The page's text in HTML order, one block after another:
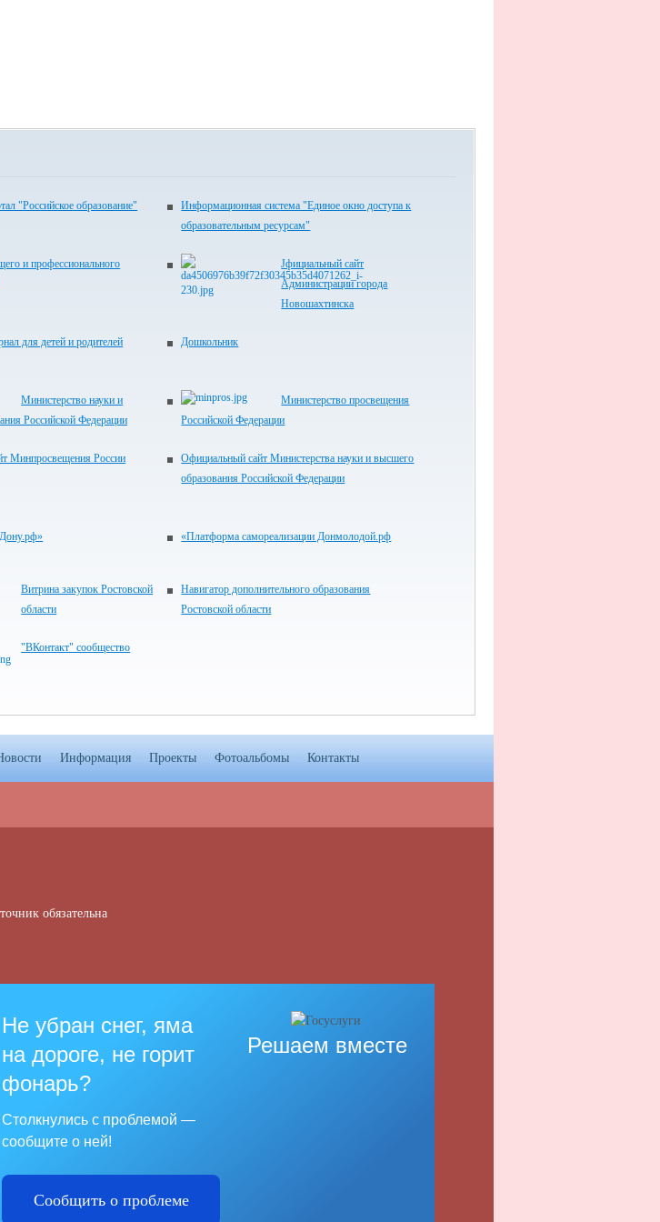
"Российское образование"
Информационная система "Единое окно доступа к
образовательным ресурсам"
и профессионального
Jфициальный сайт
Администрации города
Новошахтинска
для детей и родителей
Дошкольник
Министерство науки и
Российской Федерации
Министерство просвещения
Российской Федерации
Минпросвещения России
Официальный сайт Министерства науки и высшего
образования Российской Федерации
«Платформа самореализации Донмолодой.рф
Витрина закупок Ростовской
области
Навигатор дополнительного образования
Ростовской области
"ВКонтакт" сообщество
Информация Проекты Фотоальбомы Контакты
обязательна
Решаем вместе
Не убран снег, яма
на дороге, не горит
фонарь?
Столкнулись с проблемой —
сообщите о ней!
Сообщить о проблеме